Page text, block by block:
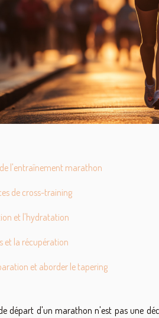
l'entraînement marathon
de cross-training
et l'hydratation
et la récupération
et aborder le tapering
départ d'un marathon n'est pas une